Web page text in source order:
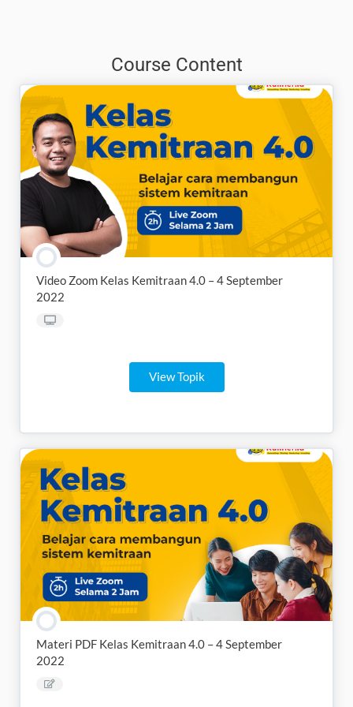
Course Content
Video Zoom Kelas Kemitraan 4.0 – 4 September
2022
View Topik
Materi PDF Kelas Kemitraan 4.0 – 4 September
2022